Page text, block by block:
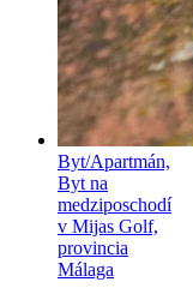
Byt/Apartmán,
Byt na
medziposchodí
v Mijas Golf,
provincia
Málaga